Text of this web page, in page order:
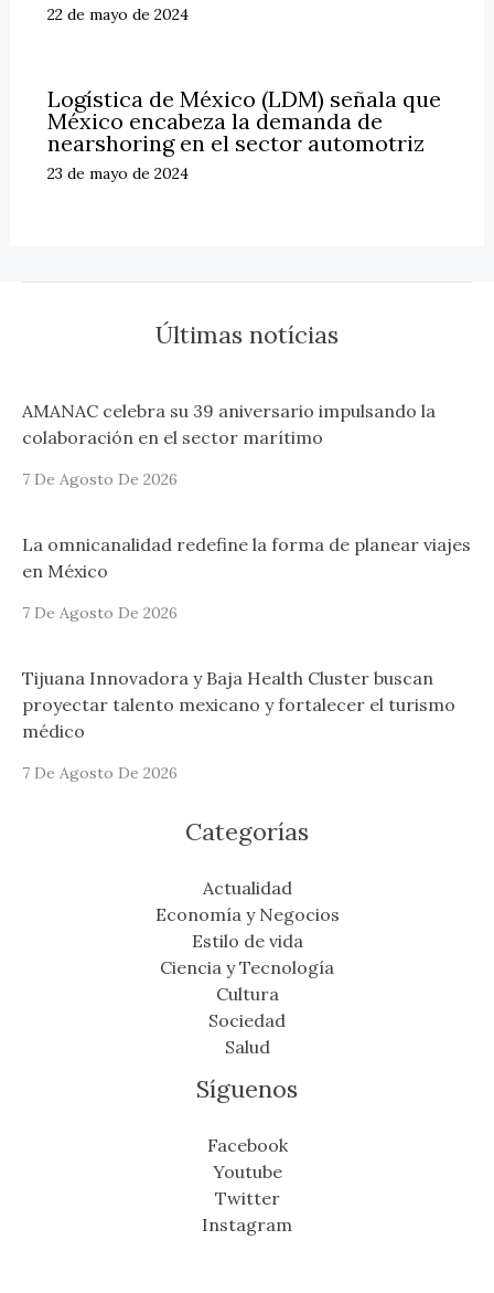
22 de mayo de 2024
Logística de México (LDM) señala que
México encabeza la demanda de
nearshoring en el sector automotriz
23 de mayo de 2024
Últimas notícias
AMANAC celebra su 39 aniversario impulsando la
colaboración en el sector marítimo
7 De Agosto De 2026
La omnicanalidad redefine la forma de planear viajes
en México
7 De Agosto De 2026
Tijuana Innovadora y Baja Health Cluster buscan
proyectar talento mexicano y fortalecer el turismo
médico
7 De Agosto De 2026
Categorías
Actualidad
Economía y Negocios
Estilo de vida
Ciencia y Tecnología
Cultura
Sociedad
Salud
Síguenos
Facebook
Youtube
Twitter
Instagram